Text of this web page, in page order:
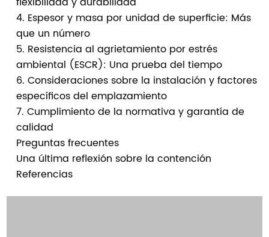
4. Espesor y masa por unidad de superficie: Más
que un número
5. Resistencia al agrietamiento por estrés
ambiental (ESCR): Una prueba del tiempo
6. Consideraciones sobre la instalación y factores
específicos del emplazamiento
7. Cumplimiento de la normativa y garantía de
calidad
Preguntas frecuentes
Una última reflexión sobre la contención
Referencias